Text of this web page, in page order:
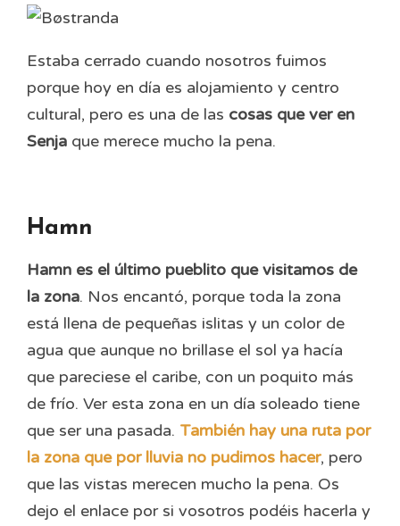
Estaba cerrado cuando nosotros fuimos
porque hoy en día es alojamiento y centro
cultural, pero es una de las cosas que ver en
Senja que merece mucho la pena.
Hamn
Hamn es el último pueblito que visitamos de
la zona. Nos encantó, porque toda la zona
está llena de pequeñas islitas y un color de
agua que aunque no brillase el sol ya hacía
que pareciese el caribe, con un poquito más
de frío. Ver esta zona en un día soleado tiene
que ser una pasada. También hay una ruta por
la zona que por lluvia no pudimos hacer, pero
que las vistas merecen mucho la pena. Os
dejo el enlace por si vosotros podéis hacerla y